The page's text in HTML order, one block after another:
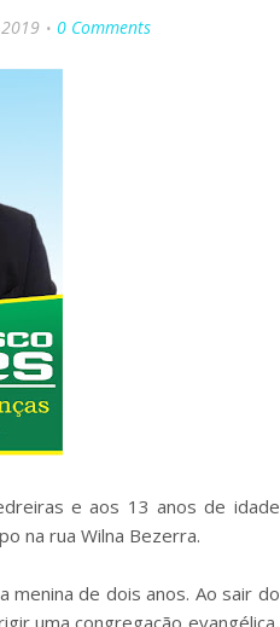
0 Comments
e aos 13 anos de idade
na rua Wilna Bezerra.
menina de dois anos. Ao sair do